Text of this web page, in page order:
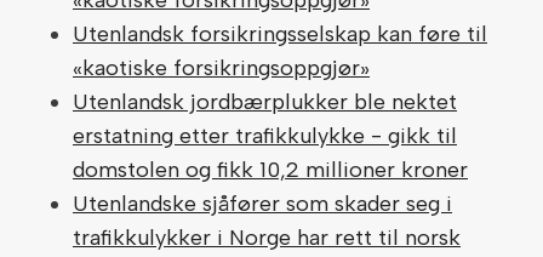
Utenlandsk forsikringsselskap kan føre til
«kaotiske forsikringsoppgjør»
Utenlandsk jordbærplukker ble nektet
erstatning etter trafikkulykke - gikk til
domstolen og fikk 10,2 millioner kroner
Utenlandske sjåfører som skader seg i
trafikkulykker i Norge har rett til norsk